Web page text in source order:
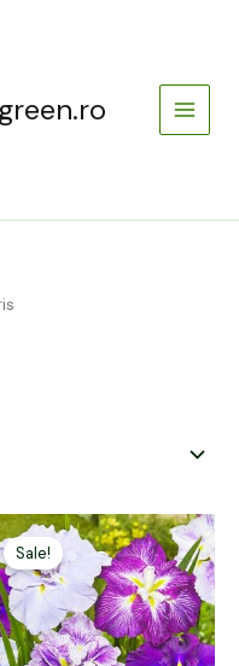
Sale!
Prețul
inițial
a
fost:
99,00 lei.
Prețul
curent
este:
49,00 lei.